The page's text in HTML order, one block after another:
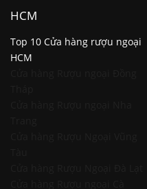
HCM
Top 10 Cửa hàng rượu ngoại
HCM